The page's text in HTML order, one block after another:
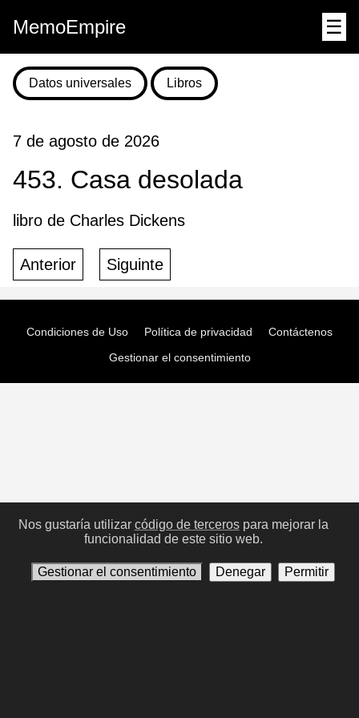
MemoEmpire ☰
Datos universales Libros
7 de agosto de 2026
453. Casa desolada
libro de Charles Dickens
Anterior Siguinte
Condiciones de Uso Política de privacidad
Contáctenos
Gestionar el consentimiento
Nos gustaría utilizar código de tercerospara mejorar la
funcionalidad de este sitio web.
Gestionar el consentimiento Denegar Permitir